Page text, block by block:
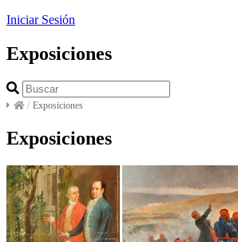
Iniciar Sesión
Exposiciones
/ Exposiciones
Exposiciones